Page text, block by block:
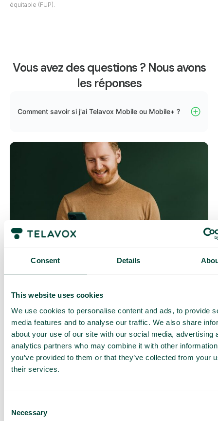
Consent Details
This website uses cookies
We use cookies to personalise content and ads, to provide
media features and to analyse our traffic. We also share
about your use of our site with our social media, advertising
analytics partners who may combine it with other
you’ve provided to them or that they’ve collected from your
their services.
Selection
Necessary
équitable (FUP).
Vous avez des questions ? Nous avons
les réponses
Comment savoir si j'ai Telavox Mobile ou Mobile+ ?
Contrôle quotidien des coûts
mieux contrôler vos coûts quotidiens lorsque vous surfez en
dehors de l’UE/EEE.
cette quantité de data, vous recevez un SMS et avez la
possibilité d’acheter plus de data si nécessaire.
Comment ça marche
Questions et réponses fréquentes